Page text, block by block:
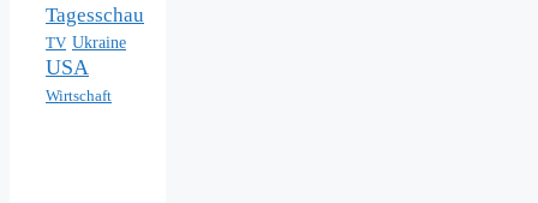
Tagesschau
TV Ukraine
USA
Wirtschaft